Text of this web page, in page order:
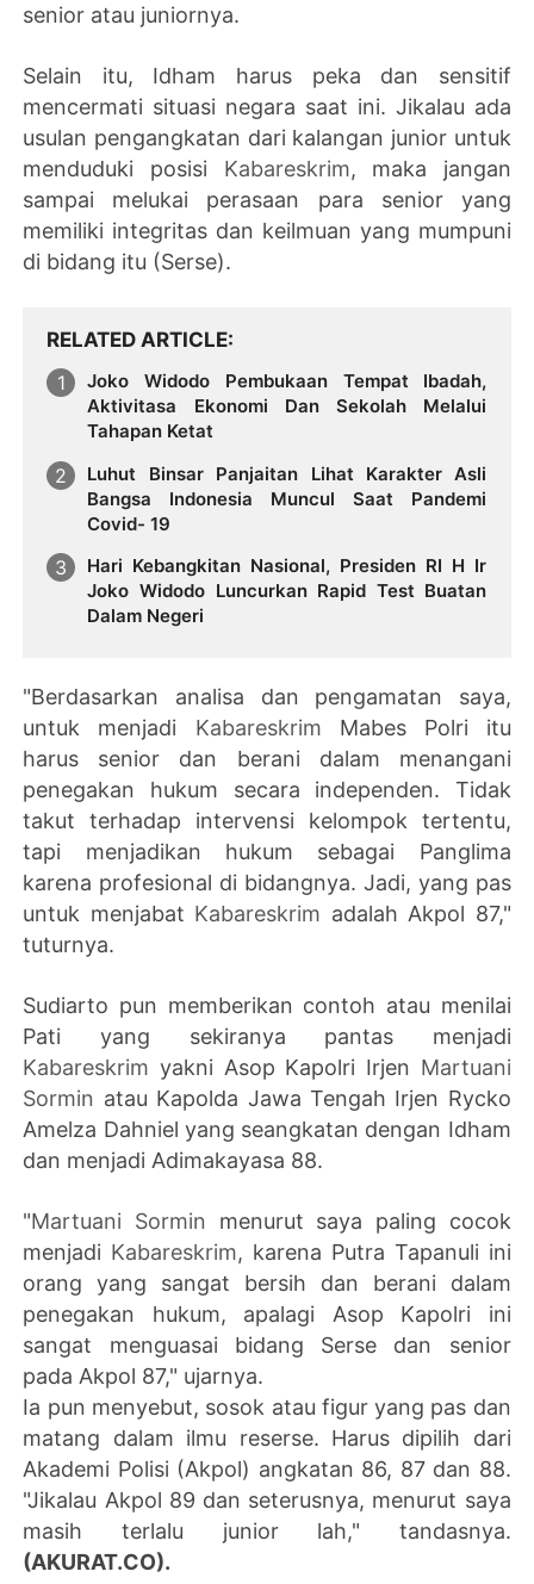
senior atau juniornya.
Selain itu, Idham harus peka dan sensitif
mencermati situasi negara saat ini. Jikalau ada
usulan pengangkatan dari kalangan junior untuk
menduduki posisi Kabareskrim, maka jangan
sampai melukai perasaan para senior yang
memiliki integritas dan keilmuan yang mumpuni
di bidang itu (Serse).
RELATED ARTICLE
Joko Widodo Pembukaan Tempat Ibadah,
Aktivitasa Ekonomi Dan Sekolah Melalui
Tahapan Ketat
Luhut Binsar Panjaitan Lihat Karakter Asli
Bangsa Indonesia Muncul Saat Pandemi
Covid- 19
Hari Kebangkitan Nasional, Presiden RI H Ir
Joko Widodo Luncurkan Rapid Test Buatan
Dalam Negeri
"Berdasarkan analisa dan pengamatan saya,
untuk menjadi Kabareskrim Mabes Polri itu
harus senior dan berani dalam menangani
penegakan hukum secara independen. Tidak
takut terhadap intervensi kelompok tertentu,
tapi menjadikan hukum sebagai Panglima
karena profesional di bidangnya. Jadi, yang pas
untuk menjabat Kabareskrim adalah Akpol 87,"
tuturnya.
Sudiarto pun memberikan contoh atau menilai
Pati yang sekiranya pantas menjadi
Kabareskrim yakni Asop Kapolri Irjen Martuani
Sormin atau Kapolda Jawa Tengah Irjen Rycko
Amelza Dahniel yang seangkatan dengan Idham
dan menjadi Adimakayasa 88.
"Martuani Sormin menurut saya paling cocok
menjadi Kabareskrim, karena Putra Tapanuli ini
orang yang sangat bersih dan berani dalam
penegakan hukum, apalagi Asop Kapolri ini
sangat menguasai bidang Serse dan senior
pada Akpol 87," ujarnya.
Ia pun menyebut, sosok atau figur yang pas dan
matang dalam ilmu reserse. Harus dipilih dari
Akademi Polisi (Akpol) angkatan 86, 87 dan 88.
"Jikalau Akpol 89 dan seterusnya, menurut saya
masih terlalu junior lah," tandasnya.
(AKURAT.CO).